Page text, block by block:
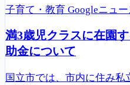
子育て・教育 Googleニュー
満3歳児クラスに在園
助金について
国立市では、市内に住み